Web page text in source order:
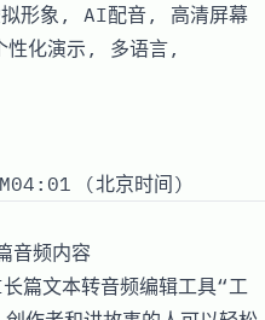
形象, AI配音, 高清屏幕
化演示, 多语言,
(北京时间)
音频内容
篇文本转音频编辑工具“工